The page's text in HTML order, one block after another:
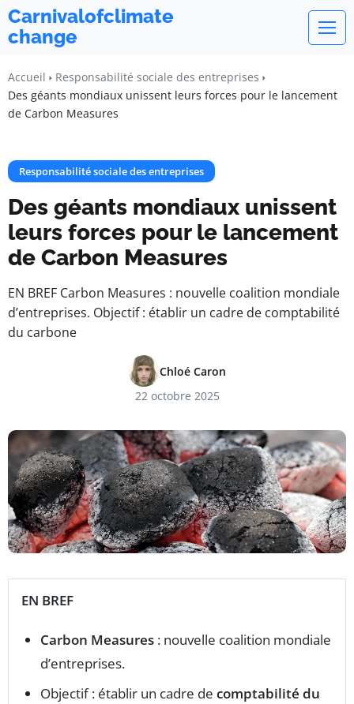
Carnivalofclimate
change
Accueil
Responsabilité sociale des entreprises
Des géants mondiaux unissent leurs forces pour le lancement
de Carbon Measures
Responsabilité sociale des entreprises
Des géants mondiaux unissent
leurs forces pour le lancement
de Carbon Measures
EN BREF Carbon Measures : nouvelle coalition mondiale
d’entreprises. Objectif : établir un cadre de comptabilité
du carbone
Chloé Caron
22 octobre 2025
EN BREF
Carbon Measures : nouvelle coalition mondiale
d’entreprises.
Objectif : établir un cadre de comptabilité du